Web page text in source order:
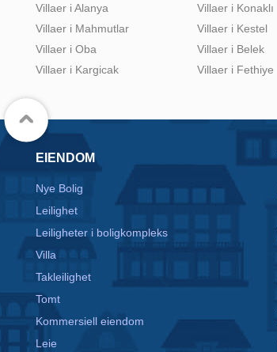
Villaer i Alanya
Villaer i Mahmutlar
Villaer i Oba
Villaer i Kargicak
Villaer i Konaklı
Villaer i Kestel
Villaer i Belek
Villaer i Fethiye
EIENDOM
Nye Bolig
Leilighet
Leiligheter i boligkompleks
Villa
Takleilighet
Tomt
Kommersiell eiendom
Leie